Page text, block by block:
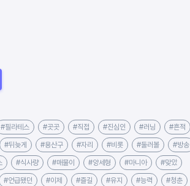
#필라테스 #곳곳 #직접 #진심인 #러닝 #흔적
#뒤늦게 #용산구 #자리 #비롯 #둘러볼 #방송
#식사량 #매물이 #양세형 #마니아 #맞았
#언급됐던 #이제 #즐길 #유지 #능력 #청춘